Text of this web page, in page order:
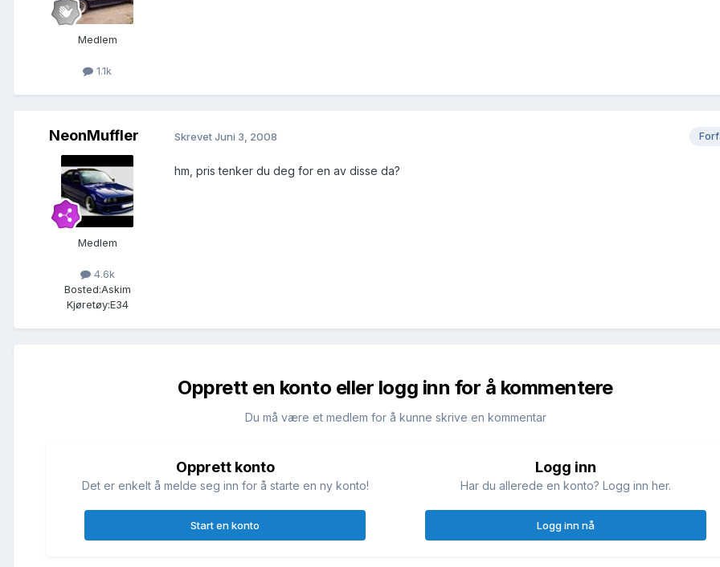
Medlem
1.1k
NeonMuffler
Medlem
4.6k
Bosted:Askim
Kjøretøy:E34
SkrevetJuni 3, 2008
hm, pris tenker du deg for en av disse da?
Opprett en konto eller logg inn for å kommentere
Du må være et medlem for å kunne skrive en kommentar
Opprett konto
Det er enkelt å melde seg inn for å starte en ny konto!
Start en konto
Logg inn
Har du allerede en konto? Logg inn her.
Logg inn nå